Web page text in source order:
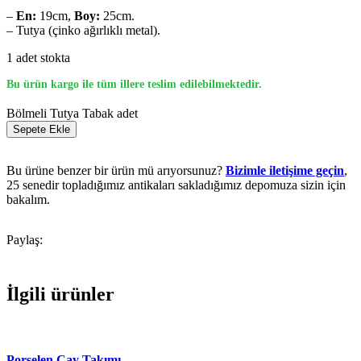
– En: 19cm, Boy: 25cm.
– Tutya (çinko ağırlıklı metal).
1 adet stokta
Bu ürün kargo ile tüm illere teslim edilebilmektedir.
Bölmeli Tutya Tabak adet
Sepete Ekle
Bu ürüne benzer bir ürün mü arıyorsunuz? Bizimle iletişime geçin,
25 senedir topladığımız antikaları sakladığımız depomuza sizin için
bakalım.
Paylaş:
İlgili ürünler